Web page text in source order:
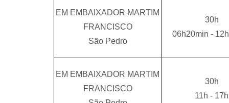
EM EMBAIXADOR MARTIM
FRANCISCO
São Pedro
30h
06h20min -
EM EMBAIXADOR MARTIM
FRANCISCO
30h
11h - 17h